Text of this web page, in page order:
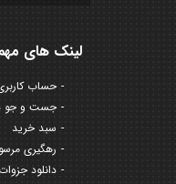
لینک های
حساب
جست و جو
سبد خرید
رهگیری
دانلود